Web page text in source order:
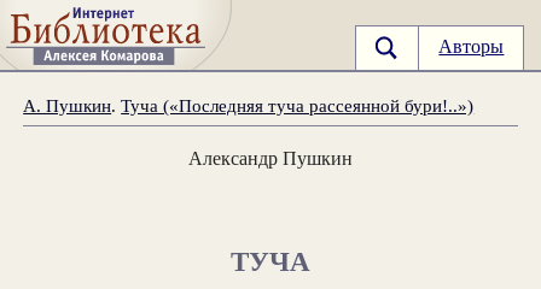
Авторы
А. Пушкин.Туча («Последняя туча рассеянной бури!..»)
Александр Пушкин
ТУЧА